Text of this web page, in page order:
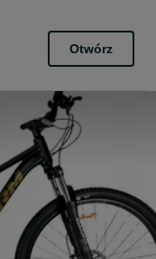
Otwórz